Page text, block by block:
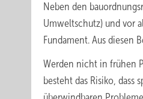
Neben den
Umweltschutz) und vor
Fundament. Aus diesen
Werden nicht in frühen
besteht das Risiko,